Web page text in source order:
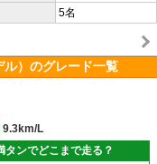
5名
）のグレード一覧
9.3km/L
タンでどこまで走る？